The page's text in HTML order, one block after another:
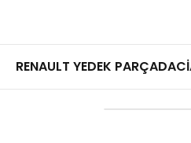
RENAULT YEDEK PARÇA